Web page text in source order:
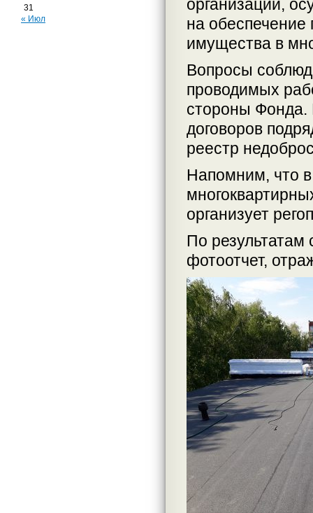
31
« Июл
организации,
на обеспечение
имущества в
Вопросы
проводимых
стороны Фонда.
договоров
реестр
Напомним, что в
организует
По результатам
фотоотчет,